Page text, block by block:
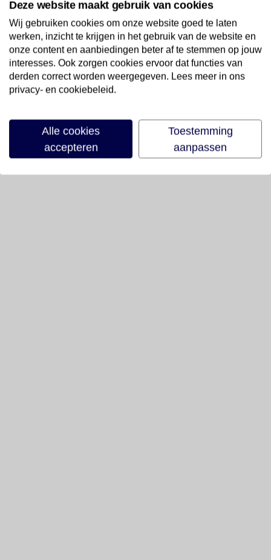
Deze website maakt gebruik van cookies
Wij gebruiken cookies om onze website goed te laten
werken, inzicht te krijgen in het gebruik van de website en
onze content en aanbiedingen beter af te stemmen op jouw
interesses. Ook zorgen cookies ervoor dat functies van
derden correct worden weergegeven. Lees meer in ons
privacy- en cookiebeleid.
Alle cookies
accepteren
Toestemming
aanpassen